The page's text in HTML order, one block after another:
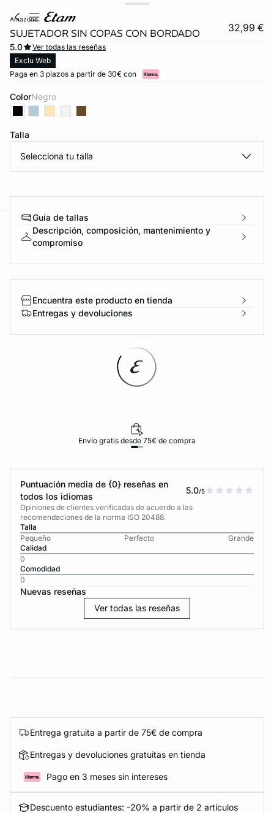
amazone
SUJETADOR SIN COPAS CON BORDADO 32,99 €
5.0
Ver todas las reseñas
Exclu Web
Paga en 3 plazos a partir de 30€ con
Color negro
Talla
Selecciona tu talla
Guía de tallas
Descripción, composición, mantenimiento y
compromiso
Encuentra este producto en tienda
Entregas y devoluciones
Envío gratis desde 75€ de compra
Puntuación media de {0} reseñas en
todos los idiomas
5.0/5
Opiniones de clientes verificadas de acuerdo a las
recomendaciones de la norma ISO 20488.
Talla
Pequeño
Perfecto
Grande
Calidad
0
Comodidad
0
Nuevas reseñas
Ver todas las reseñas
Entrega gratuita a partir de 75€ de compra
Entregas y devoluciones gratuitas en tienda
Pago en 3 meses sin intereses
Descuento estudiantes: -20% a partir de 2 artículos